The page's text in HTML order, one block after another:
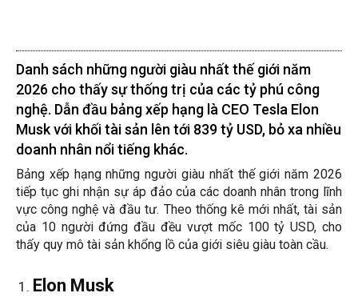
Danh sách những người giàu nhất thế giới năm
2026 cho thấy sự thống trị của các tỷ phú công
nghệ. Dẫn đầu bảng xếp hạng là CEO Tesla Elon
Musk với khối tài sản lên tới 839 tỷ USD, bỏ xa nhiều
doanh nhân nổi tiếng khác.
Bảng xếp hạng những người giàu nhất thế giới năm 2026
tiếp tục ghi nhận sự áp đảo của các doanh nhân trong lĩnh
vực công nghệ và đầu tư. Theo thống kê mới nhất, tài sản
của 10 người đứng đầu đều vượt mốc 100 tỷ USD, cho
thấy quy mô tài sản khổng lồ của giới siêu giàu toàn cầu.
Elon Musk